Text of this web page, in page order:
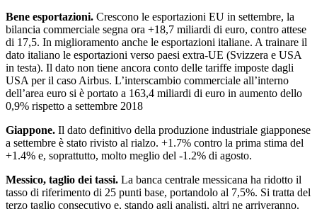
Bene esportazioni. Crescono le esportazioni EU in settembre, la
bilancia commerciale segna ora +18,7 miliardi di euro, contro attese
di 17,5. In miglioramento anche le esportazioni italiane. A trainare il
dato italiano le esportazioni verso paesi extra-UE (Svizzera e USA
in testa). Il dato non tiene ancora conto delle tariffe imposte dagli
USA per il caso Airbus. L’interscambio commerciale all’interno
dell’area euro si è portato a 163,4 miliardi di euro in aumento dello
0,9% rispetto a settembre 2018
Giappone. Il dato definitivo della produzione industriale giapponese
a settembre è stato rivisto al rialzo. +1.7% contro la prima stima del
+1.4% e, soprattutto, molto meglio del -1.2% di agosto.
Messico, taglio dei tassi. La banca centrale messicana ha ridotto il
tasso di riferimento di 25 punti base, portandolo al 7,5%. Si tratta del
terzo taglio consecutivo e, stando agli analisti, altri ne arriveranno.